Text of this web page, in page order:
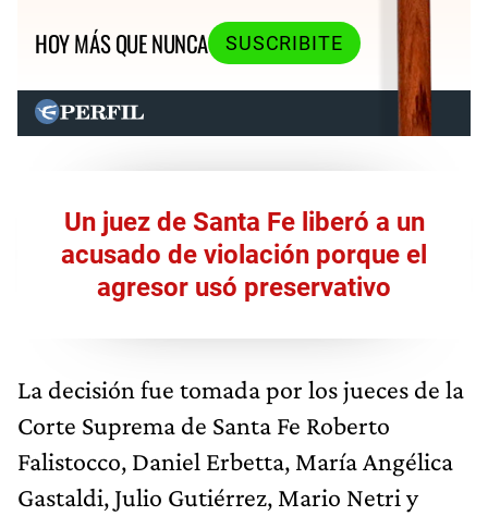
HOY MÁS QUE NUNCA
SUSCRIBITE
Un juez de Santa Fe liberó a un
acusado de violación porque el
agresor usó preservativo
La decisión fue tomada por los jueces de la
Corte Suprema de Santa Fe Roberto
Falistocco, Daniel Erbetta, María Angélica
Gastaldi, Julio Gutiérrez, Mario Netri y